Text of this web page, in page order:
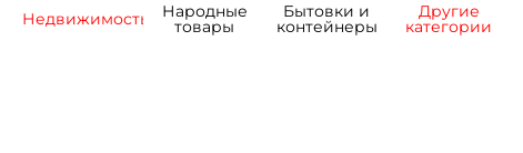
Недвижимость Народные
товары
Бытовки и
контейнеры
Другие
категории